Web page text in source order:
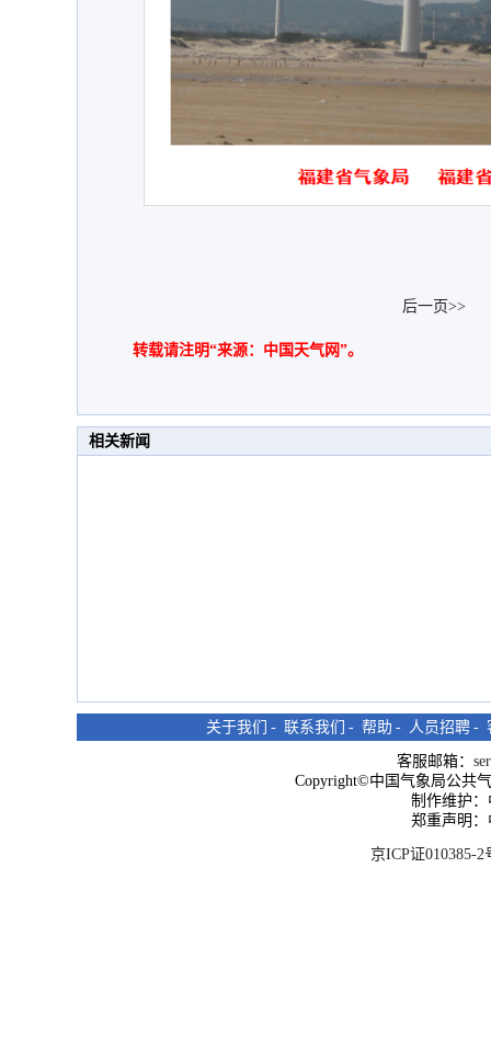
后一页>>
转载请注明“来源：中国天气网”。
相关新闻
关于我们 - 联系我们 - 帮助 - 人员招聘 -
客服邮箱：
Copyright©中国气象局公共
制作维护
郑重声明
京ICP证010385-2